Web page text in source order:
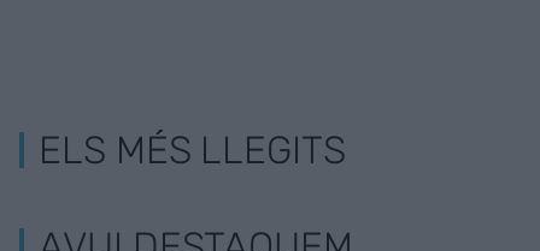
ELS MÉS LLEGITS